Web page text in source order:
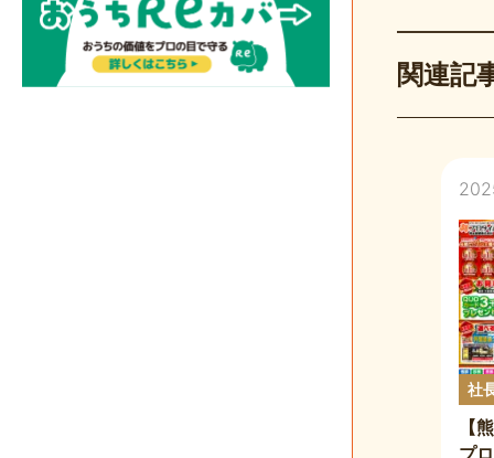
関連記
社
【
プ